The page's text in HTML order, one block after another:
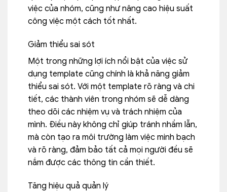
việc của nhóm, cũng như nâng cao hiệu suất
công việc một cách tốt nhất.
Giảm thiểu sai sót
Một trong những lợi ích nổi bật của việc sử
dụng template cũng chính là khả năng giảm
thiểu sai sót. Với một template rõ ràng và chi
tiết, các thành viên trong nhóm sẽ dễ dàng
theo dõi các nhiệm vụ và trách nhiệm của
mình. Điều này không chỉ giúp tránh nhầm lẫn,
mà còn tạo ra môi trường làm việc minh bạch
và rõ ràng, đảm bảo tất cả mọi người đều sẽ
nắm được các thông tin cần thiết.
Tăng hiệu quả quản lý